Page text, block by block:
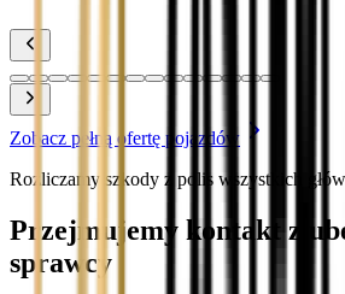
Zobacz pełną ofertę pojazdów
Rozliczamy szkody z polis wszystkich
Przejmujemy kontakt z
sprawcy